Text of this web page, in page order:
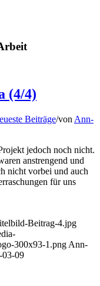
(4/4)
Beiträge/von Ann-
jedoch noch nicht.
anstrengend und
nicht vorbei und auch
für uns
Beitrag-4.jpg
300x93-1.png Ann-
03-09